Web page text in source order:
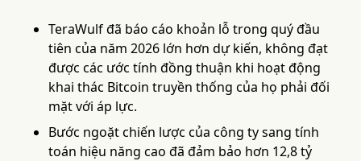
TeraWulf đã báo cáo khoản lỗ trong quý đầu
tiên của năm 2026 lớn hơn dự kiến, không đạt
được các ước tính đồng thuận khi hoạt động
khai thác Bitcoin truyền thống của họ phải đối
mặt với áp lực.
Bước ngoặt chiến lược của công ty sang tính
toán hiệu năng cao đã đảm bảo hơn 12,8 tỷ